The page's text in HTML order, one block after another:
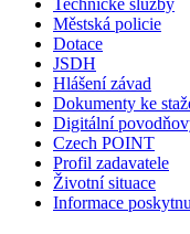
Technické služby
Městská policie
Dotace
JSDH
Hlášení závad
Dokumenty ke
Digitální
Czech POINT
Profil zadavatele
Životní situace
Informace